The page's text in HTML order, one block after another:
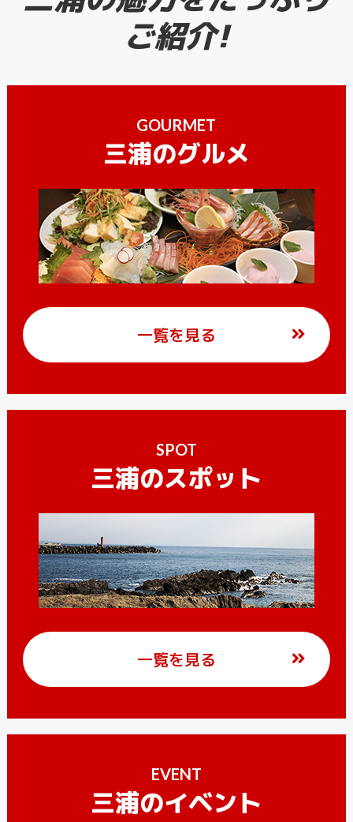
ご紹介!
GOURMET
三浦のグルメ
一覧を見る
SPOT
三浦のスポット
一覧を見る
EVENT
三浦のイベント